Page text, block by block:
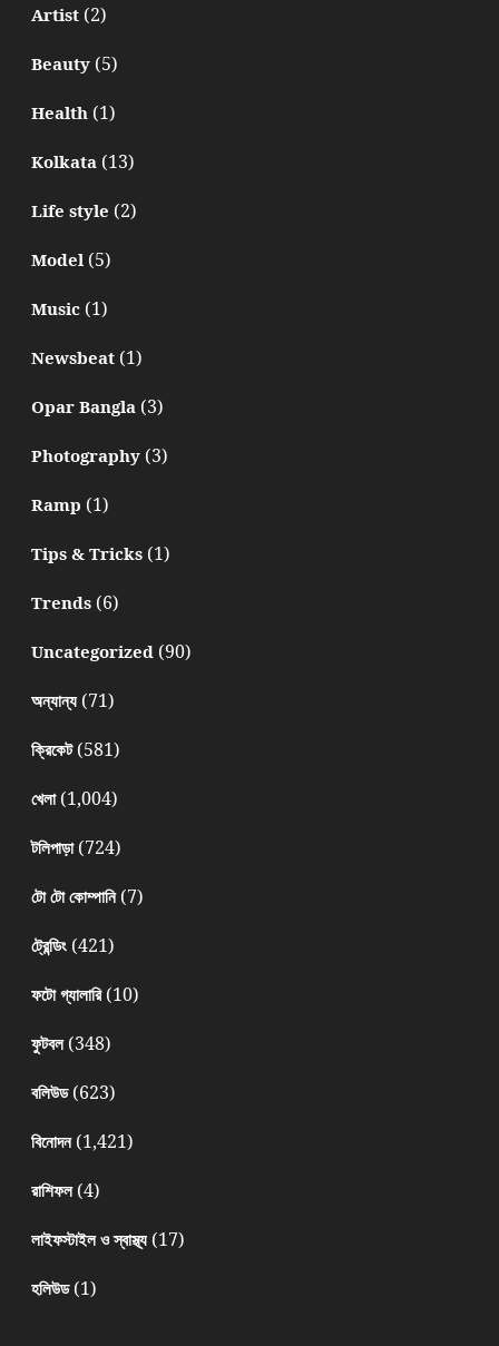
Artist(2)
Beauty(5)
Health(1)
Kolkata(13)
Life style (2)
Model(5)
Music(1)
Newsbeat(1)
Opar Bangla(3)
Photography(3)
Ramp (1)
Tips & Tricks(1)
Trends(6)
Uncategorized(90)
অন্যান্য(71)
ক্রিকেট(581)
খেলা(1,004)
টলিপাড়া(724)
টো টো কোম্পানি(7)
ট্রেন্ডিং(421)
ফটো গ্যালারি(10)
ফুটবল(348)
বলিউড(623)
বিনোদন(1,421)
রাশিফল(4)
লাইফস্টাইল ও স্বাস্থ্য(17)
হলিউড(1)